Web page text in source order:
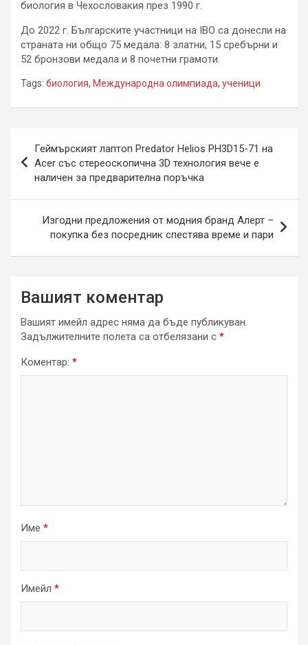
биология в Чехословакия през 1990 г.
До 2022 г. Българските участници на IBO са донесли на
страната ни общо 75 медала: 8 златни, 15 сребърни и
52 бронзови медала и 8 почетни грамоти.
Tags: биология, Международна олимпиада, ученици
Геймърският лаптоп Predator Helios PH3D15-71 на
Acer със стереоскопична 3D технология вече е
наличен за предварителна поръчка
Изгодни предложения от модния бранд Алерт –
покупка без посредник спестява време и пари
Вашият коментар
Вашият имейл адрес няма да бъде публикуван.
Задължителните полета са отбелязани с *
Коментар: *
Име *
Имейл *